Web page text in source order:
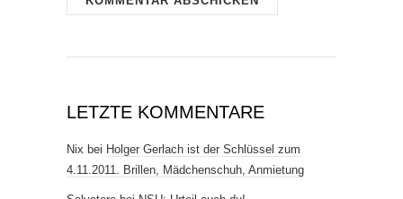
LETZTE KOMMENTARE
Nix bei Holger Gerlach ist der Schlüssel zum
4.11.2011. Brillen, Mädchenschuh, Anmietung